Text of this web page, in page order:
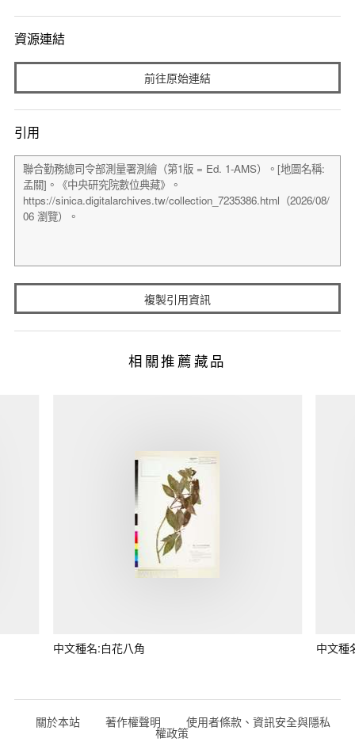
資源連結
前往原始連結
引用
複製引用資訊
相關推薦藏品
中文種名:白花八角 中文種
關於本站 著作權聲明 使用者條款、資訊安全與隱私
權政策